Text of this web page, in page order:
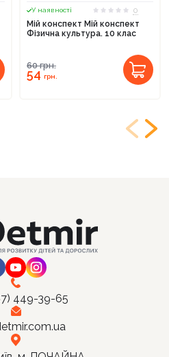
У наявності
0
Мій конспект Мій конспект
Фізична культура. 10 клас
60грн.
54грн.
449-39-65